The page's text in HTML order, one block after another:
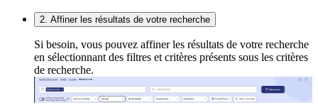
2. Affiner les résultats de votre recherche
Si besoin, vous pouvez affiner les résultats de votre recherche
en sélectionnant des filtres et critères présents sous les critères
de recherche.